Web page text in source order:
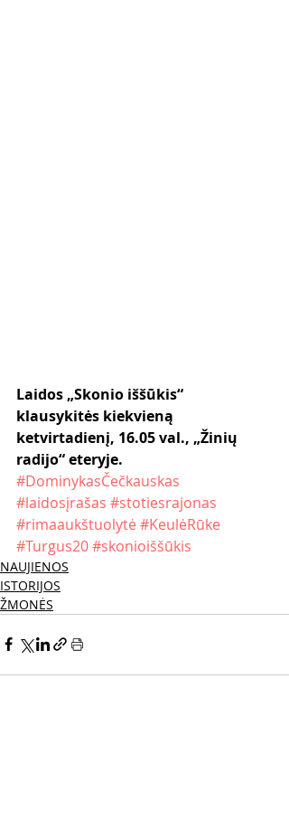
Laidos „Skonio iššūkis“
klausykitės kiekvieną
ketvirtadienį, 16.05 val., „Žinių
radijo“ eteryje.
#DominykasČečkauskas
#laidosįrašas #stotiesrajonas
#rimaaukštuolytė #KeulėRūke
#Turgus20#skonioiššūkis
NAUJIENOS
ISTORIJOS
ŽMONĖS